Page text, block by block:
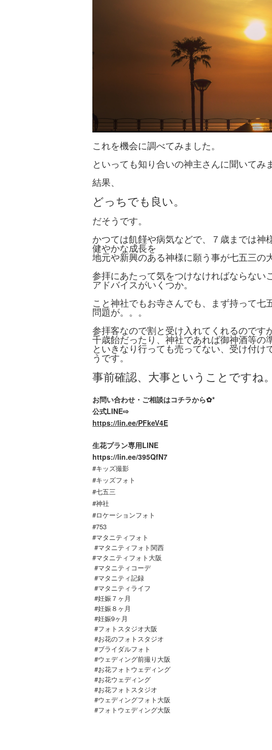
これを機会に調べてみました。
といっても知り合いの神主さんに聞いてみ
結果、
どっちでも良い。
だそうです。
かつては飢饉や病気などで、７歳までは神
健やかな成長を
地元や新興のある神様に願う事が七五三の
参拝にあたって気をつけなければならない
アドバイスがいくつか。
こと神社でもお寺さんでも、まず持って七
問題が。。。
参拝客なので割と受け入れてくれるのですが
千歳飴だったり、神社であれば御神酒等の
といきなり行っても売ってない、受け付け
うです。
事前確認、大事ということですね。
お問い合わせ・ご相談はコチラから✿*
公式LINE⇨
https://lin.ee/PFkeV4E
生花プラン専用LINE
https://lin.ee/395QfN7
#キッズ撮影
#キッズフォト
#七五三
#神社
#ロケーションフォト
#753
#マタニティフォト
#マタニティフォト関西
#マタニティフォト大阪
#マタニティコーデ
#マタニティ記録
#マタニティライフ
#妊娠７ヶ月
#妊娠８ヶ月
#妊娠9ヶ月
#フォトスタジオ大阪
#お花のフォトスタジオ
#ブライダルフォト
#ウェディング前撮り大阪
#お花フォトウェディング
#お花ウェディング
#お花フォトスタジオ
#ウェディングフォト大阪
#フォトウェディング大阪